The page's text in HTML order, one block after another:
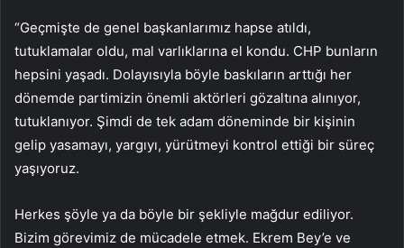
“Geçmişte de genel başkanlarımız hapse atıldı,
tutuklamalar oldu, mal varlıklarına el kondu. CHP bunların
hepsini yaşadı. Dolayısıyla böyle baskıların arttığı her
dönemde partimizin önemli aktörleri gözaltına alınıyor,
tutuklanıyor. Şimdi de tek adam döneminde bir kişinin
gelip yasamayı, yargıyı, yürütmeyi kontrol ettiği bir süreç
yaşıyoruz.
Herkes şöyle ya da böyle bir şekliyle mağdur ediliyor.
Bizim görevimiz de mücadele etmek. Ekrem Bey’e ve